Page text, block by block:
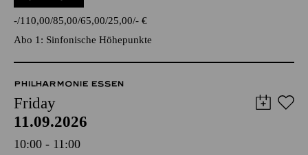
- 110,00 85,00 65,00 25,00 - €
Abo 1: Sinfonische Höhepunkte
PHILHARMONIE ESSEN
Friday
11.09.2026
10:00 - 11:00